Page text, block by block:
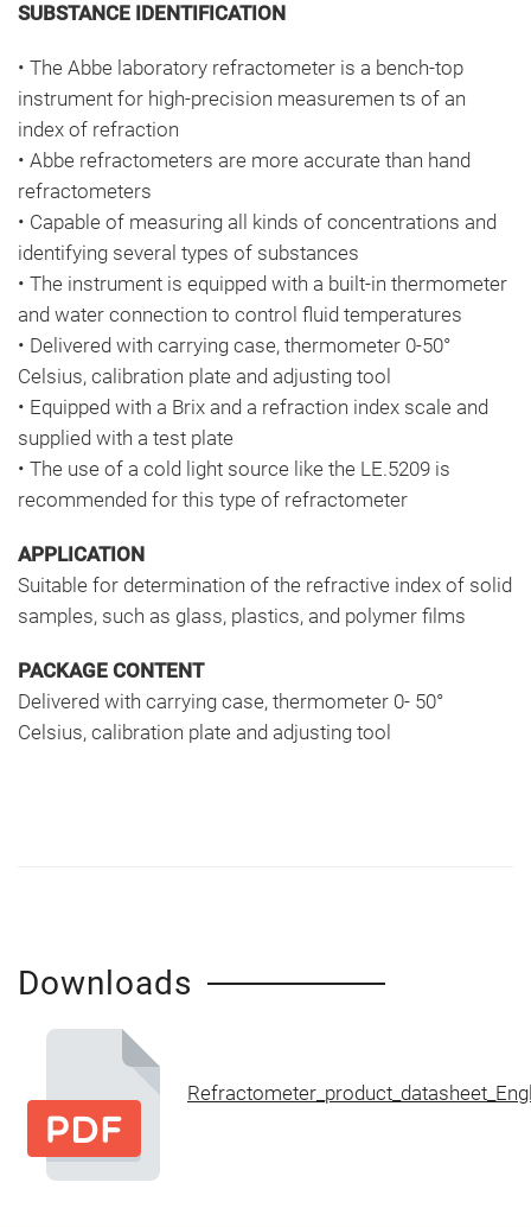
SUBSTANCE IDENTIFICATION
• The Abbe laboratory refractometer is a bench-top
instrument for high-precision measuremen ts of an
index of refraction
• Abbe refractometers are more accurate than hand
refractometers
• Capable of measuring all kinds of concentrations and
identifying several types of substances
• The instrument is equipped with a built-in thermometer
and water connection to control fluid temperatures
• Delivered with carrying case, thermometer 0-50°
Celsius, calibration plate and adjusting tool
• Equipped with a Brix and a refraction index scale and
supplied with a test plate
• The use of a cold light source like the LE.5209 is
recommended for this type of refractometer
APPLICATION
Suitable for determination of the refractive index of solid
samples, such as glass, plastics, and polymer films
PACKAGE CONTENT
Delivered with carrying case, thermometer 0- 50°
Celsius, calibration plate and adjusting tool
Downloads